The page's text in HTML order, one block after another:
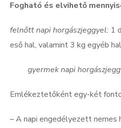
Fogható és elvihető
felnőtt napi horgászjeggyel: 1
eső hal, valamint 3 kg egyéb hal
gyermek napi
Emlékeztetőként egy-két
– A napi engedélyezett nemes